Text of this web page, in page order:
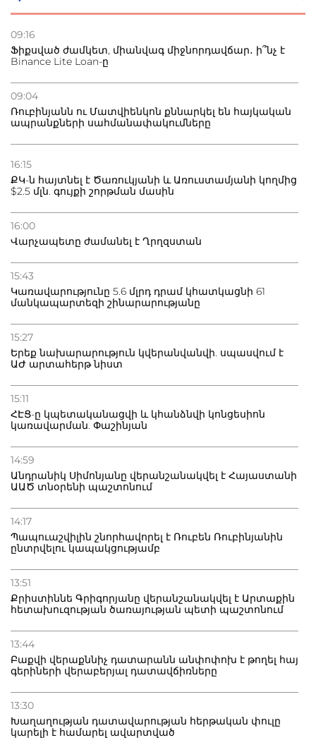
09:16
Ֆիքսված ժամկետ, միանվագ միջնորդավճար․ ի՞նչ է
Binance Lite Loan-ը
09:04
Ռուբինյանն ու Մատվիենկոն քննարկել են հայկական
ապրանքների սահմանափակումները
16:15
ՔԿ-ն հայտնել է Ծառուկյանի և Առուստամյանի կողմից
$2.5 մլն. գույքի շորթման մասին
16:00
Վարչապետը ժամանել է Ղրղզստան
15:43
Կառավարությունը 5.6 մլրդ դրամ կհատկացնի 61
մանկապարտեզի շինարարությանը
15:27
Երեք նախարարություն կվերանվանվի. սպասվում է
ԱԺ արտահերթ նիստ
15:11
ՀԷՑ-ը կպետականացվի և կհանձնվի կոնցեսիոն
կառավարման. Փաշինյան
14:59
Անդրանիկ Սիմոնյանը վերանշանակվել է Հայաստանի
ԱԱԾ տնօրենի պաշտոնում
14:17
Պապուաշվիլին շնորհավորել է Ռուբեն Ռուբինյանին
ընտրվելու կապակցությամբ
13:51
Քրիստիննե Գրիգորյանը վերանշանակվել է Արտաքին
հետախուզության ծառայության պետի պաշտոնում
13:44
Բաքվի վերաքննիչ դատարանն անփոփոխ է թողել հայ
գերիների վերաբերյալ դատավճիռները
13:30
Խաղաղության դատավարության հերթական փուլը
կարելի է համարել ավարտված
22.07.2026
տուժածներ կան
բնակվել Ռուսաստանում
Փաշինյանին